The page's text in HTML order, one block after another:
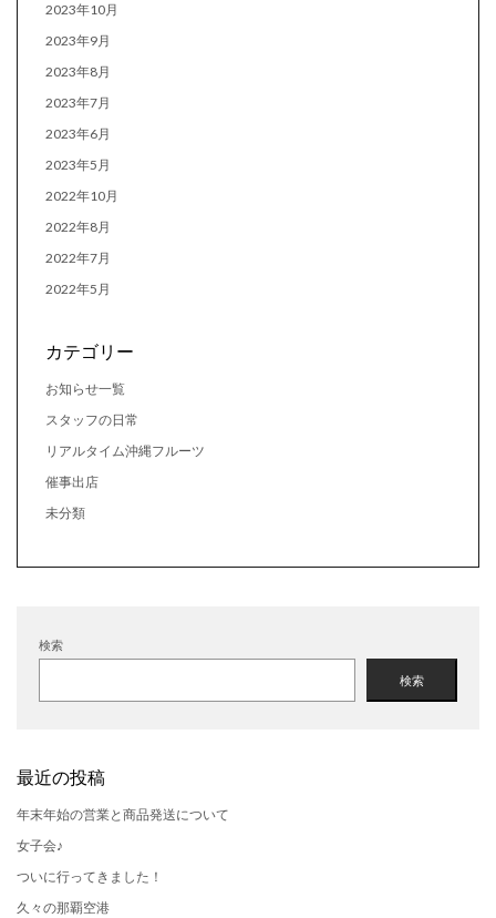
2023年10月
2023年9月
2023年8月
2023年7月
2023年6月
2023年5月
2022年10月
2022年8月
2022年7月
2022年5月
カテゴリー
お知らせ一覧
スタッフの日常
リアルタイム沖縄フルーツ
催事出店
未分類
検索
検索
最近の投稿
年末年始の営業と商品発送について
女子会♪
ついに行ってきました！
久々の那覇空港